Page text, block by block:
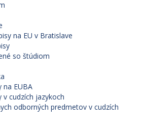
na EU v Bratislave
so štúdiom
na EUBA
cudzích jazykoch
odborných predmetov v cudzích